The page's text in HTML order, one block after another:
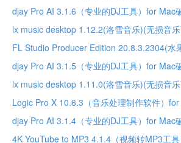
djay Pro AI 3.1.6（专业的DJ工具）for Mac
djay Pro AI 3.1.5（专业的DJ工具）for Mac
Logic Pro X 10.6.3（音乐处理制作软件）
djay Pro AI 3.1.4（专业的DJ工具）for Mac